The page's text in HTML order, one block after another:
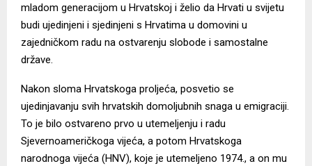
mladom generacijom u Hrvatskoj i želio da Hrvati u svijetu
budi ujedinjeni i sjedinjeni s Hrvatima u domovini u
zajedničkom radu na ostvarenju slobode i samostalne
države.
Nakon sloma Hrvatskoga proljeća, posvetio se
ujedinjavanju svih hrvatskih domoljubnih snaga u emigraciji.
To je bilo ostvareno prvo u utemeljenju i radu
Sjevernoameričkoga vijeća, a potom Hrvatskoga
narodnoga vijeća (HNV), koje je utemeljeno 1974., a on mu